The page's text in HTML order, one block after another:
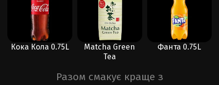
Кока Кола 0.75L
Matcha Green
Tea
Фанта 0.75L
Разом смакує краще з